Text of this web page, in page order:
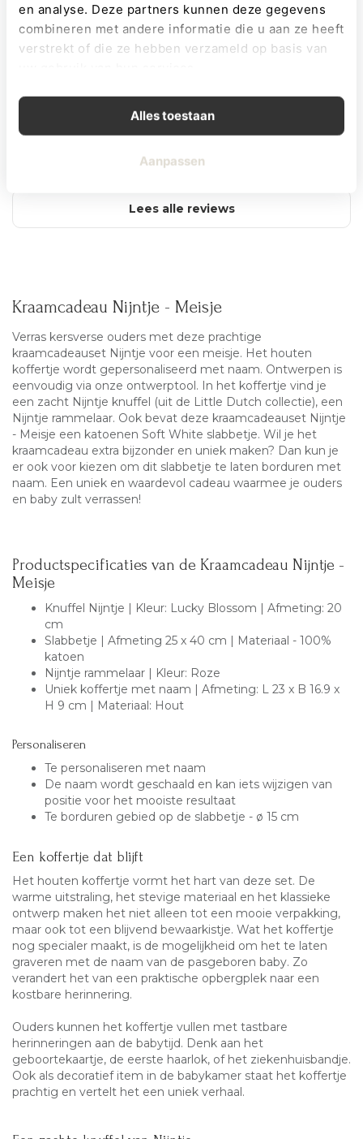
en analyse. Deze partners kunnen deze gegevens
combineren met andere informatie die u aan ze heeft
verstrekt of die ze hebben verzameld op basis van
Alles toestaan
Aanpassen
5/ 5
Op basis van 1 beoordelingen
1
0
Lees alle reviews
Kraamcadeau Nijntje - Meisje
Verras kersverse ouders met deze prachtige
kraamcadeauset Nijntje voor een meisje. Het houten
koffertje wordt gepersonaliseerd met naam. Ontwerpen is
eenvoudig via onze ontwerptool. In het koffertje vind je
een zacht Nijntje knuffel (uit de Little Dutch collectie), een
Nijntje rammelaar. Ook bevat deze kraamcadeauset Nijntje
- Meisje een katoenen Soft White slabbetje. Wil je het
kraamcadeau extra bijzonder en uniek maken? Dan kun je
er ook voor kiezen om dit slabbetje te laten borduren met
naam. Een uniek en waardevol cadeau waarmee je ouders
en baby zult verrassen!
Productspecificaties van de Kraamcadeau Nijntje -
Meisje
Knuffel Nijntje | Kleur: Lucky Blossom | Afmeting: 20
cm
Slabbetje | Afmeting 25 x 40 cm | Materiaal - 100%
katoen
Nijntje rammelaar | Kleur: Roze
Uniek koffertje met naam | Afmeting: L 23 x B 16.9 x
H 9 cm | Materiaal: Hout
Personaliseren
Te personaliseren met naam
De naam wordt geschaald en kan iets wijzigen van
positie voor het mooiste resultaat
Te borduren gebied op de slabbetje - ø 15 cm
Een koffertje dat blijft
Het houten koffertje vormt het hart van deze set. De
warme uitstraling, het stevige materiaal en het klassieke
ontwerp maken het niet alleen tot een mooie verpakking,
maar ook tot een blijvend bewaarkistje. Wat het koffertje
nog specialer maakt, is de mogelijkheid om het te laten
graveren met de naam van de pasgeboren baby. Zo
verandert het van een praktische opbergplek naar een
kostbare herinnering.
Ouders kunnen het koffertje vullen met tastbare
herinneringen aan de babytijd. Denk aan het
geboortekaartje, de eerste haarlok, of het ziekenhuisbandje.
Ook als decoratief item in de babykamer staat het koffertje
prachtig en vertelt het een uniek verhaal.